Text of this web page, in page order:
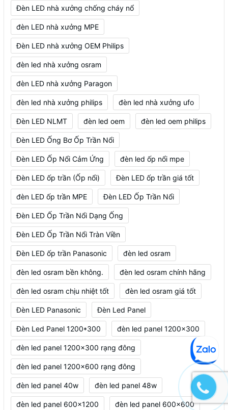
Đèn LED nhà xưởng chống cháy nổ
đèn LED nhà xưởng MPE
Đèn LED nhà xưởng OEM Philips
đèn led nhà xưởng osram
đèn LED nhà xưởng Paragon
đèn led nhà xưởng philips đèn led nhà xưởng ufo
Đèn LED NLMT đèn led oem đèn led oem philips
Đèn LED Ống Bơ Ốp Trần Nổi
Đèn LED Ốp Nổi Cảm Ứng đèn led ốp nổi mpe
Đèn LED ốp trần (Ốp nổi) Đèn LED ốp trần giá tốt
đèn LED ốp trần MPE Đèn LED Ốp Trần Nổi
Đèn LED Ốp Trần Nổi Dạng Ống
Đèn LED Ốp Trần Nổi Tràn Viền
Đèn LED ốp trần Panasonic đèn led osram
đèn led osram bền không. đèn led osram chính hãng
đèn led osram chịu nhiệt tốt đèn led osram giá tốt
Đèn LED Panasonic Đèn Led Panel
Đèn Led Panel 1200*300 đèn led panel 1200x300
đèn led panel 1200x300 rạng đông
đèn led panel 1200x600 rạng đông
đèn led panel 40w đèn led panel 48w
đèn led panel 600x1200 đèn led panel 600x600